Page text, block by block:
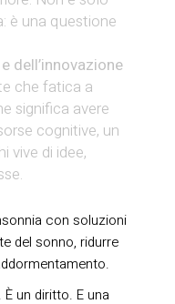
è una questione
dell’innovazione
che fatica a
significa avere
cognitive, un
vive di idee,
con soluzioni
del sonno, ridurre
un diritto. E una